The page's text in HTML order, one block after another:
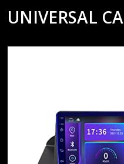
UNIVERSAL CA